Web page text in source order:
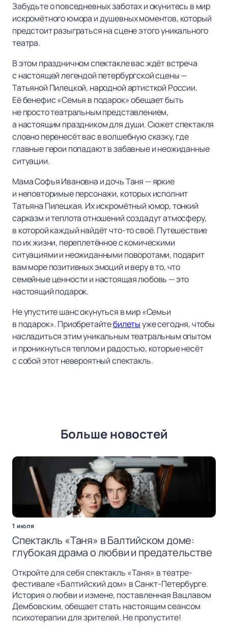
Забудьте о повседневных заботах и окунитесь в мир
искромётного юмора и душевных моментов, который
предстоит разыграться на сцене этого уникального
театра.
В этом праздничном спектакле вас ждёт встреча
с настоящей легендой петербургской сцены —
Татьяной Пилецкой, народной артисткой России.
Её бенефис «Семья в подарок» обещает быть
не просто театральным представлением,
а настоящим праздником для души. Сюжет спектакля
словно перенесёт вас в волшебную сказку, где
главные герои попадают в забавные и неожиданные
ситуации.
Мама Софья Ивановна и дочь Таня — яркие
и неповторимые персонажи, которых исполнит
Татьяна Пилецкая. Их искромётный юмор, тонкий
сарказм и теплота отношений создадут атмосферу,
в которой каждый найдёт что-то своё. Путешествие
по их жизни, переплетённое с комическими
ситуациями и неожиданными поворотами, подарит
вам море позитивных эмоций и веру в то, что
семейные ценности и настоящая любовь — это
настоящий подарок.
Не упустите шанс окунуться в мир «Семьи
в подарок». Приобретайтебилетыуже сегодня, чтобы
насладиться этим уникальным театральным опытом
и проникнуться теплом и радостью, которые несёт
с собой этот невероятный спектакль.
Больше новостей
1 июля
Спектакль «Таня» в Балтийском доме:
глубокая драма о любви и предательстве
Откройте для себя спектакль «Таня» в театре-
фестивале «Балтийский дом» в Санкт-Петербурге.
История о любви и измене, поставленная Вацлавом
Дембовским, обещает стать настоящим сеансом
психотерапии для зрителей. Не пропустите!